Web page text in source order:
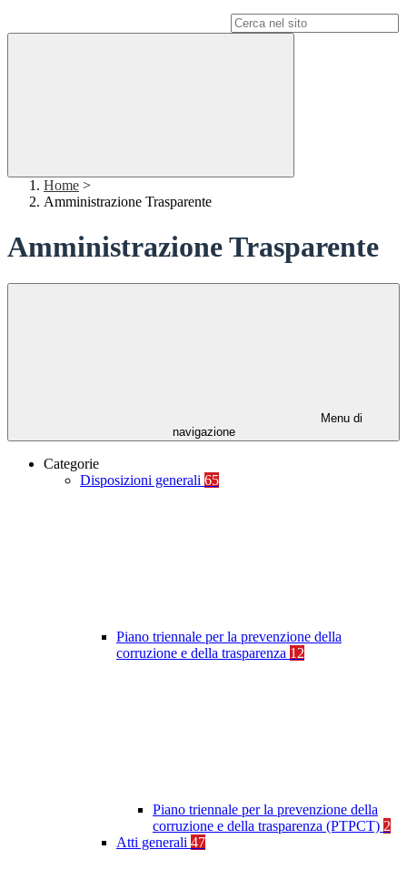
Home >
Amministrazione Trasparente
Amministrazione Trasparente
Menu di
navigazione
Categorie
Disposizioni generali 65
Piano triennale per la prevenzione della
corruzione e della trasparenza 12
Piano triennale per la prevenzione della
corruzione e della trasparenza (PTPCT) 2
Atti generali 47